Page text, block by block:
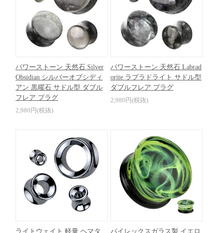
パワーストーン 天然石 Silver
Obsidian シルバーオブシディ
アン 黒曜石 サドル型 ダブル
フレア プラグ
2,980円(税抜)
パワーストーン 天然石 Labrad
orite ラブラドライト サドル型
ダブルフレア プラグ
2,980円(税抜)
ライトウェイト 軽量 ヘマタ
パイレックスガラス製 イエロ